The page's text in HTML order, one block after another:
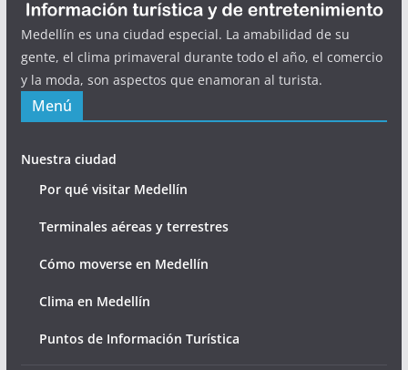
Medellín es una ciudad especial. La amabilidad de su
gente, el clima primaveral durante todo el año, el comercio
y la moda, son aspectos que enamoran al turista.
Menú
Nuestra ciudad
Por qué visitar Medellín
Terminales aéreas y terrestres
Cómo moverse en Medellín
Clima en Medellín
Puntos de Información Turística